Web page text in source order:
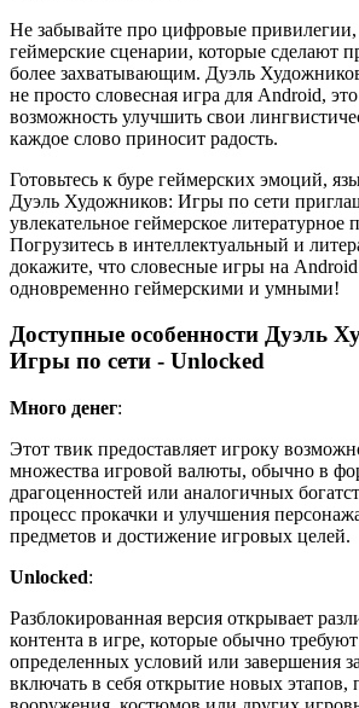
Не забывайте про цифровые привилегии,
геймерские сценарии, которые сделают
более захватывающим. Дуэль
не просто словесная игра для Android,
возможность улучшить свои
каждое слово приносит радость.
Готовьтесь к буре геймерских эмоций,
Дуэль Художников: Игры по сети
увлекательное геймерское литературное
Погрузитесь в интеллектуальный и
докажите, что словесные игры на
одновременно геймерскими и умными!
Доступные особенности Дуэль
Игры по сети - Unlocked
Много денег:
Этот твик предоставляет игроку
множества игровой валюты, обычно в
драгоценностей или аналогичных
процесс прокачки и улучшения
предметов и достижение игровых целей.
Unlocked:
Разблокированная версия открывает
контента в игре, которые обычно
определенных условий или завершения
включать в себя открытие новых этапов,